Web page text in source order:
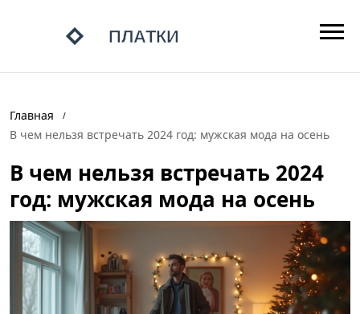
Главная
В чем нельзя встречать 2024 год: мужская мода на осень
В чем нельзя встречать 2024
год: мужская мода на осень